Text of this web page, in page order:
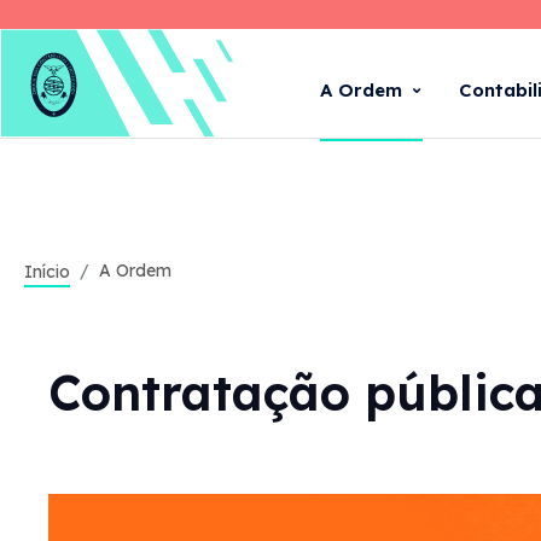
A Ordem
Início A Ordem
Contratação pública